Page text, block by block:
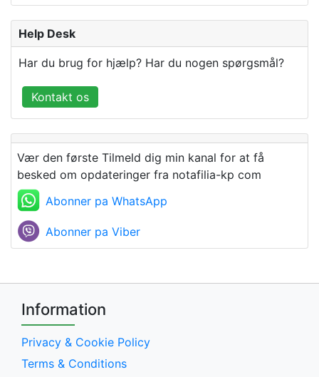
Help Desk
Har du brug for hjælp? Har du nogen spørgsmål?
Kontakt os
Vær den første Tilmeld dig min kanal for at få
besked om opdateringer fra notafilia-kp com
Abonner pa WhatsApp
Abonner pa Viber
Information
Privacy & Cookie Policy
Terms & Conditions